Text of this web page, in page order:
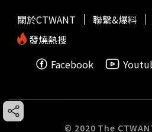
關於CTWANT 聯繫&爆料
發燒熱搜
Facebook
© 2020 The